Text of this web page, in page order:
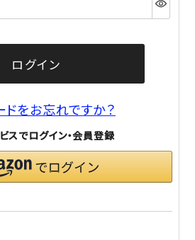
ログイン
ドをお忘れですか？
スでログイン・会員登録